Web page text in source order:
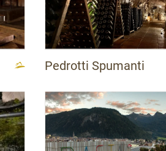
Pedrotti Spumanti